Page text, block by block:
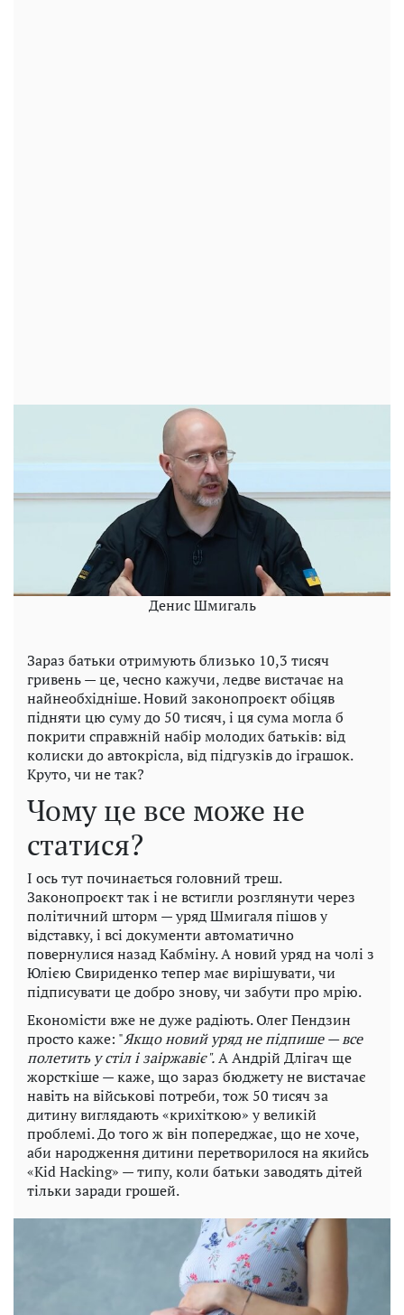
Денис Шмигаль
Зараз батьки отримують близько 10,3 тисяч
гривень — це, чесно кажучи, ледве вистачає на
найнеобхідніше. Новий законопроєкт обіцяв
підняти цю суму до 50 тисяч, і ця сума могла б
покрити справжній набір молодих батьків: від
колиски до автокрісла, від підгузків до іграшок.
Круто, чи не так?
Чому це все може не
статися?
І ось тут починається головний треш.
Законопроєкт так і не встигли розглянути через
політичний шторм — уряд Шмигаля пішов у
відставку, і всі документи автоматично
повернулися назад Кабміну. А новий уряд на чолі з
Юлією Свириденко тепер має вирішувати, чи
підписувати це добро знову, чи забути про мрію.
Економісти вже не дуже радіють. Олег Пендзин
просто каже: "Якщо новий уряд не підпише — все
полетить у стіл і заіржавіє".А Андрій Длігач ще
жорсткіше — каже, що зараз бюджету не вистачає
навіть на військові потреби, тож 50 тисяч за
дитину виглядають «крихіткою» у великій
проблемі. До того ж він попереджає, що не хоче,
аби народження дитини перетворилося на якийсь
«Kid Hacking» — типу, коли батьки заводять дітей
тільки заради грошей.